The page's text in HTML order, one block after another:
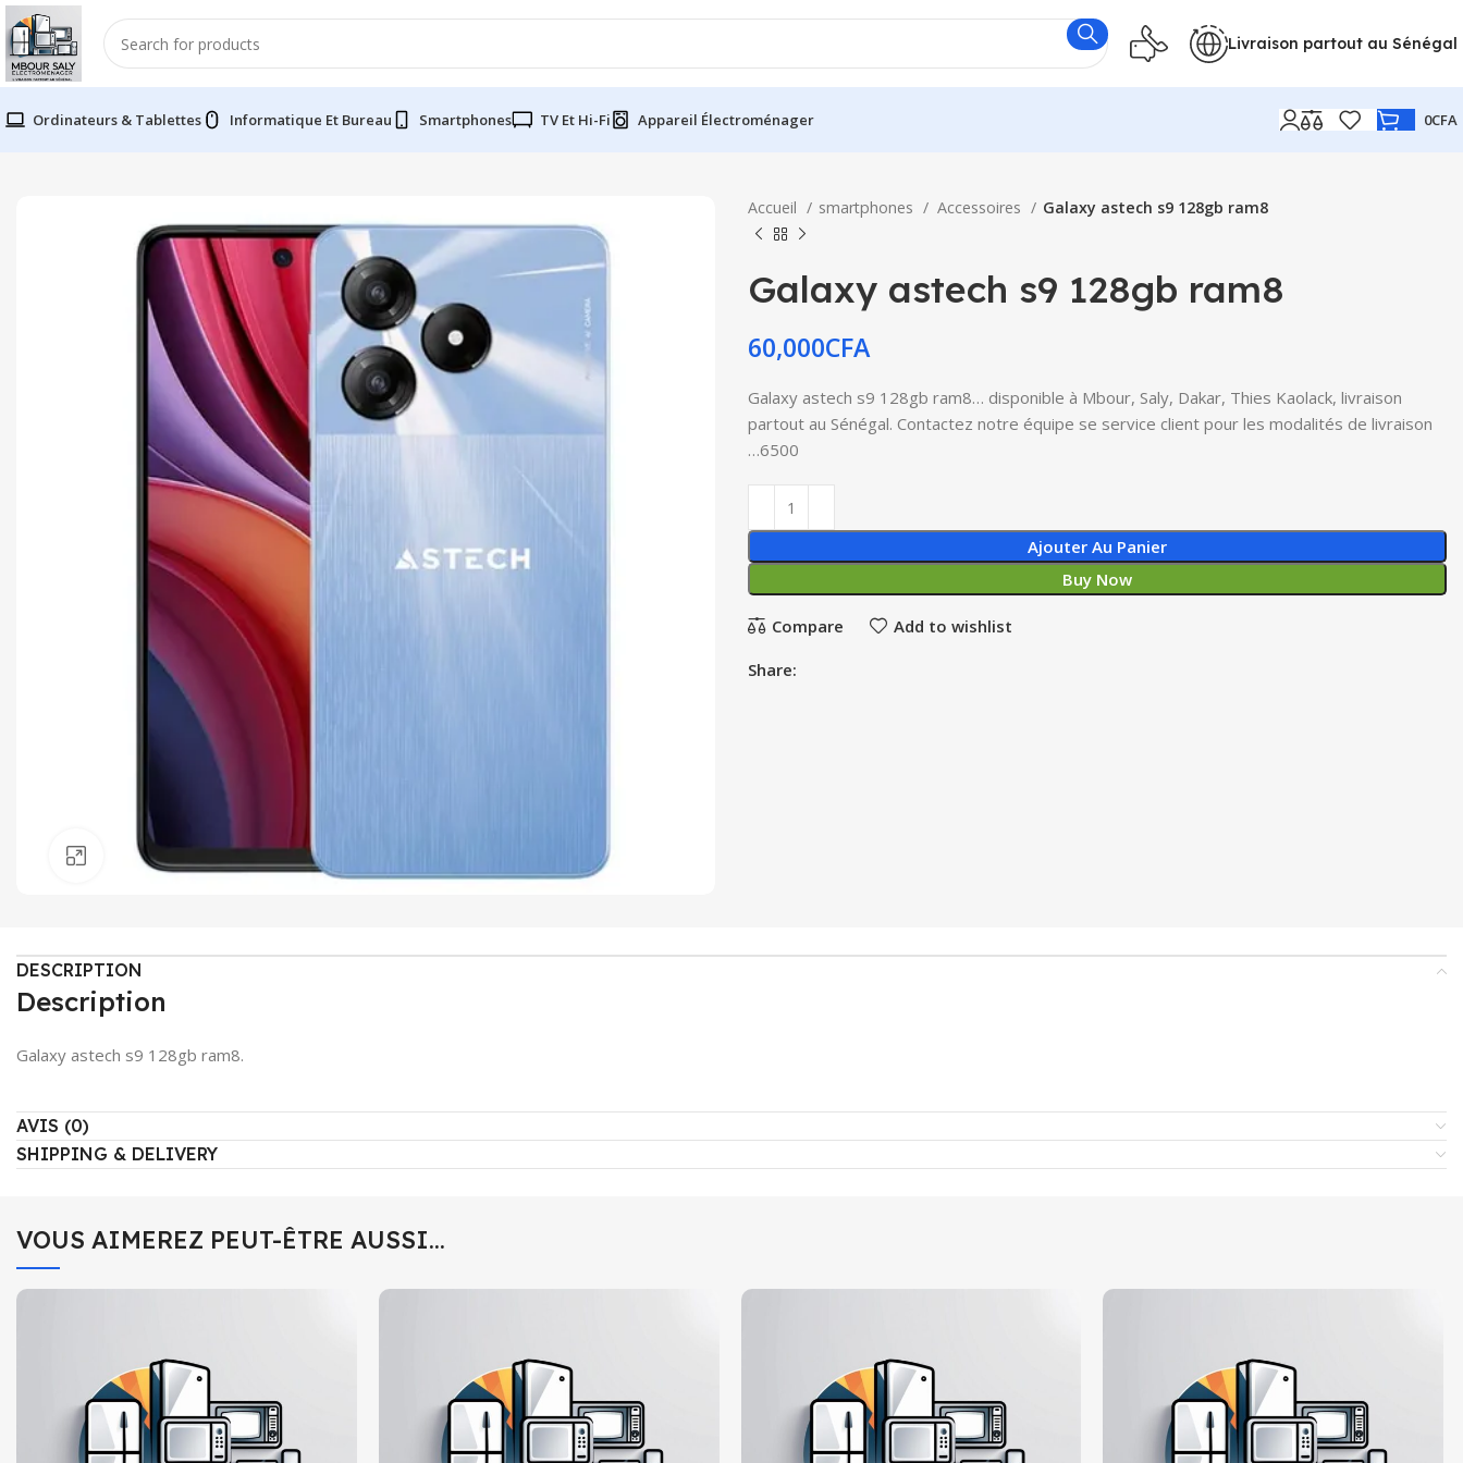
Livraison partout au Sénégal
Ordinateurs & Tablettes Informatique Et Bureau Smartphones TV Et Hi-Fi Appareil Électroménager 0CFA
Click to enlarge
Accueil smartphones Accessoires Galaxy astech s9 128gb ram8
Galaxy astech s9 128gb ram8
60,000CFA
Galaxy astech s9 128gb ram8… disponible à Mbour, Saly, Dakar, Thies Kaolack, livraison
partout au Sénégal. Contactez notre équipe se service client pour les modalités de livraison
…6500
Ajouter Au Panier
Buy Now
Compare Add to wishlist
Share:
DESCRIPTION
Description
Galaxy astech s9 128gb ram8.
AVIS (0)
SHIPPING & DELIVERY
VOUS AIMEREZ PEUT-ÊTRE AUSSI…